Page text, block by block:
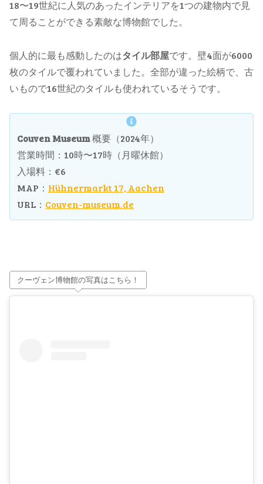
18〜19世紀に人気のあったインテリアを1つの建物内で見
て周ることができる素敵な博物館でした。
個人的に最も感動したのはタイル部屋です。壁4面が6000
枚のタイルで覆われていました。全部が違った絵柄で、古
いもので16世紀のタイルも使われているそうです。
Couven Museum概要（2024年）
営業時間：10時〜17時（月曜休館）
入場料：€6
MAP： Hühnermarkt 17, Aachen
URL： Couven-museum.de
クーヴェン博物館の写真はこちら！